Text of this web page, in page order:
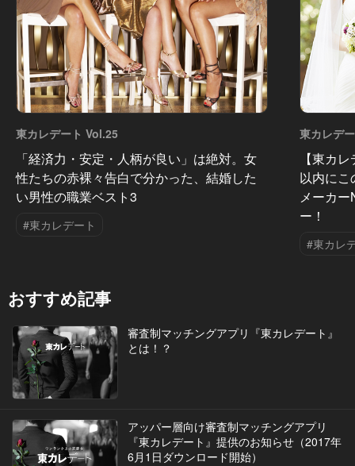
東カレデート Vol.25
「経済力・安定・人柄が良い」は絶対。女
性たちの赤裸々告白で分かった、結婚した
い男性の職業ベスト3
#東カレデート
東カレデ
【東カ
以内に
メーカ
ー！
#東カレ
おすすめ記事
審査制マッチングアプリ『東カレデート』
とは！？
アッパー層向け審査制マッチングアプリ
『東カレデート』提供のお知らせ（2017年
6月1日ダウンロード開始）